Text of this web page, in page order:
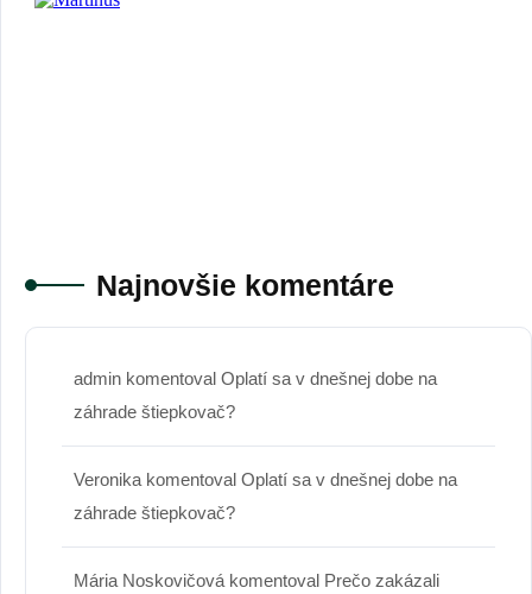
Najnovšie komentáre
admin komentoval Oplatí sa v dnešnej dobe na
záhrade štiepkovač?
Veronika komentoval Oplatí sa v dnešnej dobe na
záhrade štiepkovač?
Mária Noskovičová komentoval Prečo zakázali